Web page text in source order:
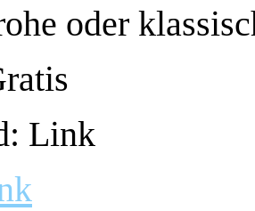
oder
Link